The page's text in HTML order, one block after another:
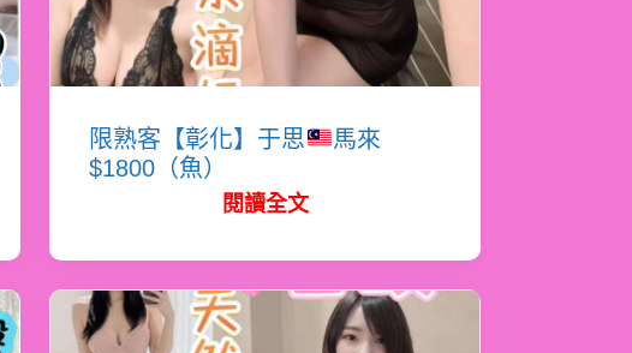
限熟客【彰化】于思
馬來
$1800（魚）
閱讀全文